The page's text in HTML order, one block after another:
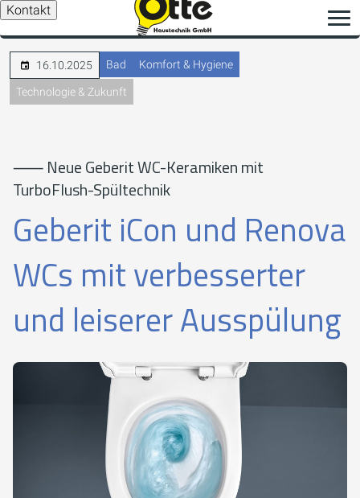
Kontakt
16.10.2025 Bad Komfort & Hygiene
Technologie & Zukunft
⸺ Neue Geberit WC-Keramiken mit
TurboFlush-Spültechnik
Geberit iCon und Renova
WCs mit verbesserter
und leiserer Ausspülung